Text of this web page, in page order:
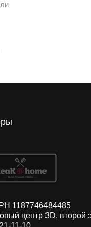
1187746484485
центр 3D, второй